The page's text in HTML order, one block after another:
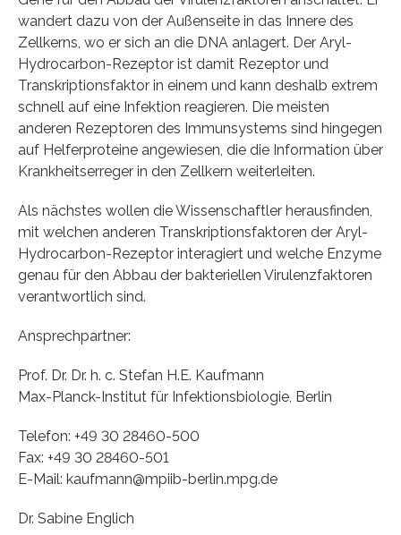
wandert dazu von der Außenseite in das Innere des
Zellkerns, wo er sich an die DNA anlagert. Der Aryl-
Hydrocarbon-Rezeptor ist damit Rezeptor und
Transkriptionsfaktor in einem und kann deshalb extrem
schnell auf eine Infektion reagieren. Die meisten
anderen Rezeptoren des Immunsystems sind hingegen
auf Helferproteine angewiesen, die die Information über
Krankheitserreger in den Zellkern weiterleiten.
Als nächstes wollen die Wissenschaftler herausfinden,
mit welchen anderen Transkriptionsfaktoren der Aryl-
Hydrocarbon-Rezeptor interagiert und welche Enzyme
genau für den Abbau der bakteriellen Virulenzfaktoren
verantwortlich sind.
Ansprechpartner:
Prof. Dr. Dr. h. c. Stefan H.E. Kaufmann
Max-Planck-Institut für Infektionsbiologie, Berlin
Telefon: +49 30 28460-500
Fax: +49 30 28460-501
E-Mail: kaufmann@mpiib-berlin.mpg.de
Dr. Sabine Englich